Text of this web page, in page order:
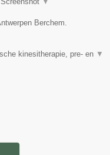
Berchem.
kinesitherapie, pre- en ▼